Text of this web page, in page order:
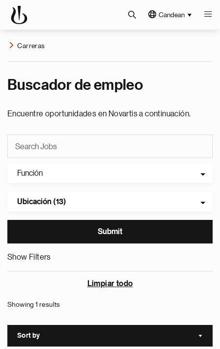
Candean
Carreras
Buscador de empleo
Encuentre oportunidades en Novartis a continuación.
Función
Ubicación (13)
Show Filters
Limpiar todo
Showing 1 results
Sort by Sort